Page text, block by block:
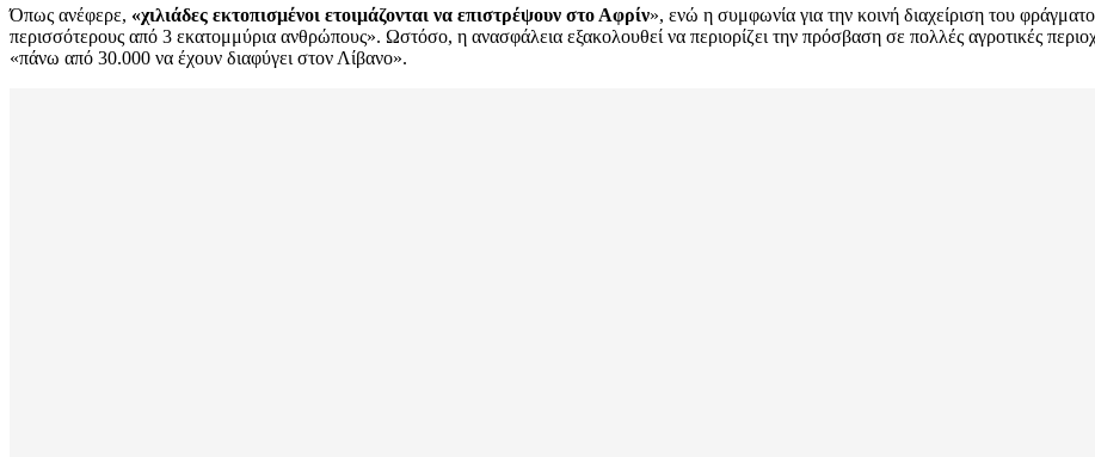
Όπως ανέφερε, «χιλιάδες εκτοπισμένοι ετοιμάζονται να επιστρέψουν στο Αφρίν», ενώ η συμφωνία για την κοινή διαχείριση του
περισσότερους από 3 εκατομμύρια ανθρώπους». Ωστόσο, η ανασφάλεια εξακολουθεί να περιορίζει την πρόσβαση σε πολλές αγροτικές
«πάνω από 30.000 να έχουν διαφύγει στον Λίβανο».